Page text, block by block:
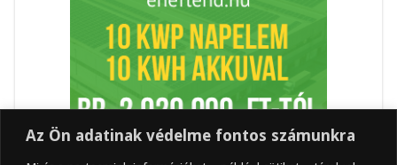
Az Ön adatinak védelme fontos számunkra